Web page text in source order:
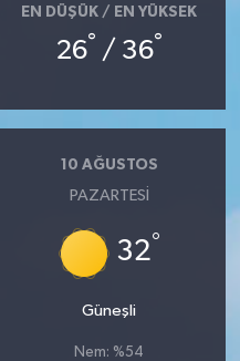
EN DÜŞÜK / EN YÜKSEK
26° / 36°
10 AĞUSTOS
PAZARTESI
32°
Güneşli
Nem: %54